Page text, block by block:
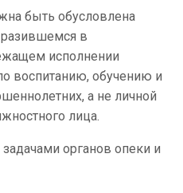
быть обусловлена
в
исполнении
воспитанию, обучению и
а не личной
лица.
органов опеки и